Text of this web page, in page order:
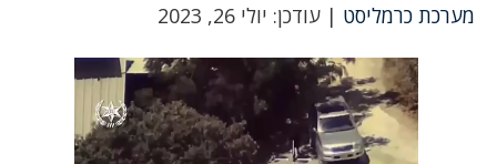
מערכת כרמליסט| עודכן: יולי 26, 2023